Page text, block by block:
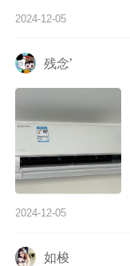
2024-12-05
残念’
2024-12-05
如梭